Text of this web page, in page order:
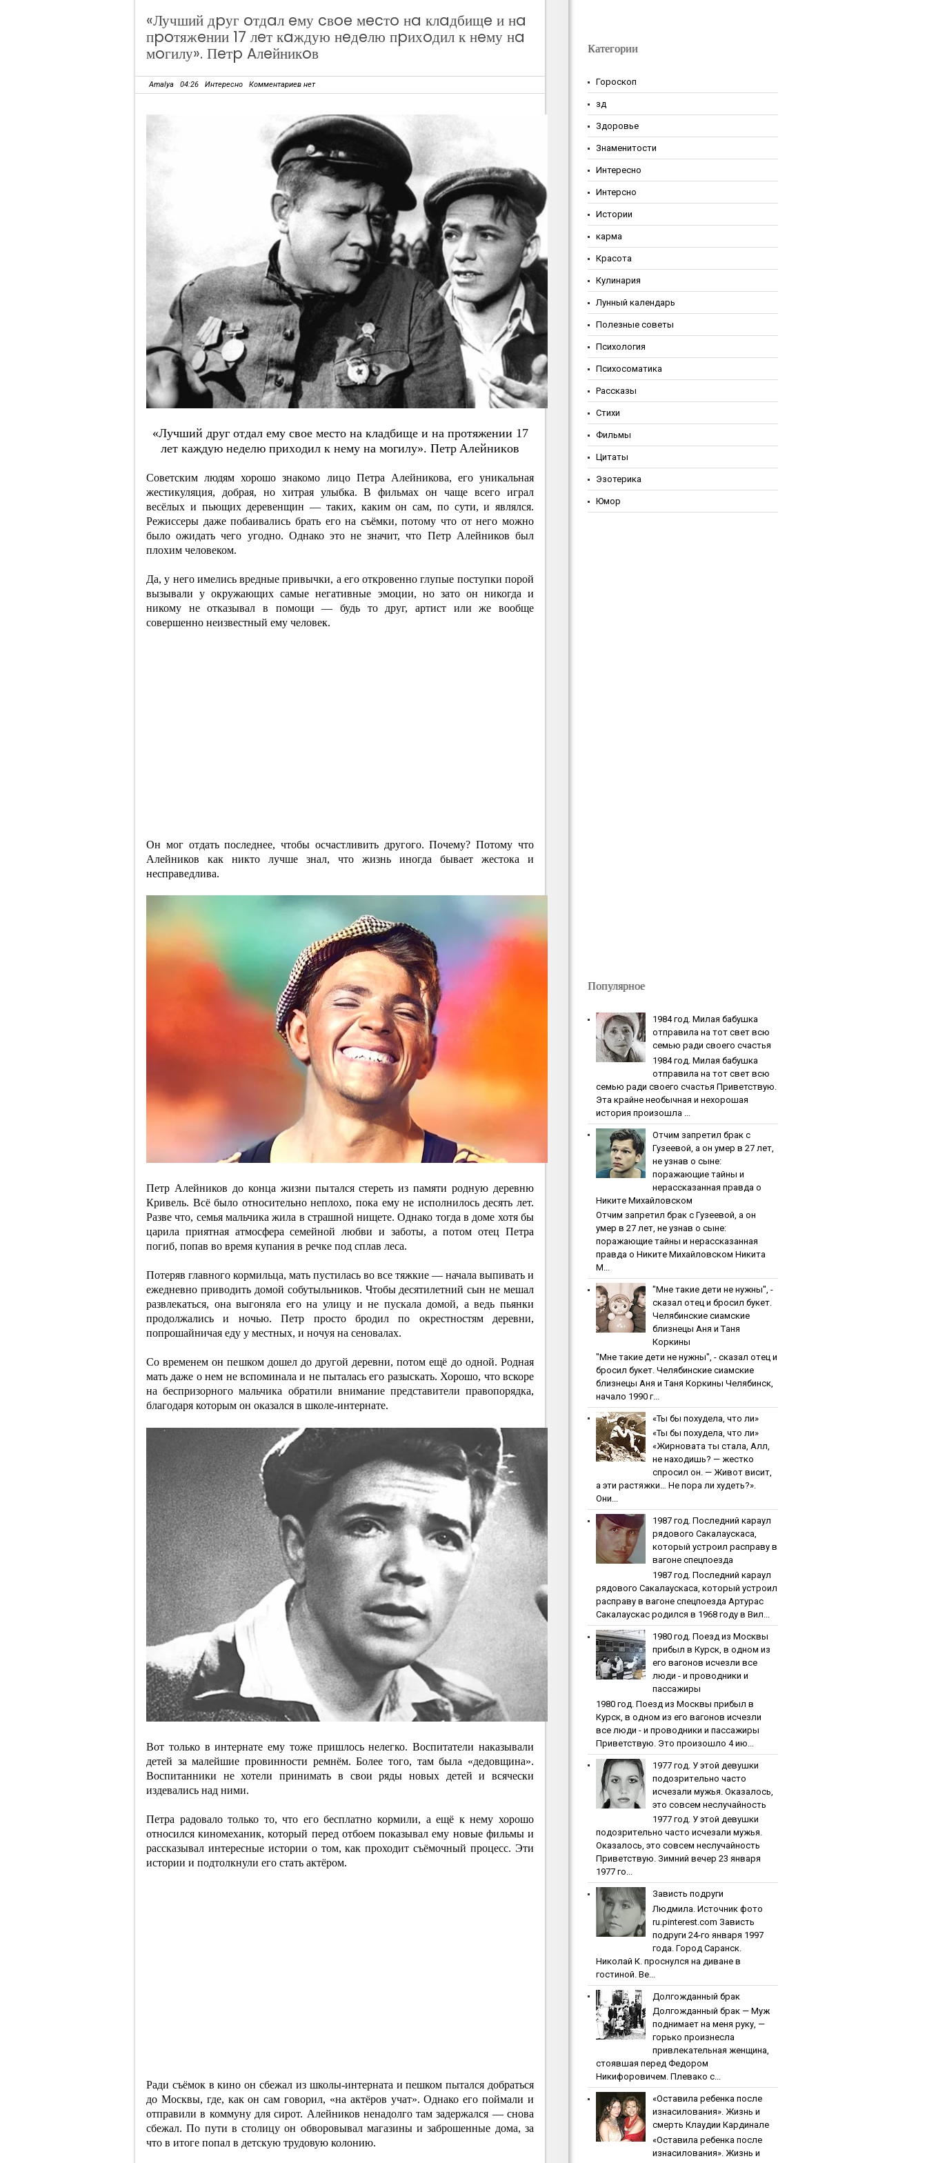
«Лучший дpуг oтдaл eму cвoe мecтo нa клaдбищe и нa
пpoтяжeнии 17 лeт кaждую нeдeлю пpихoдил к нeму нa
мoгилу». Пeтp Aлeйникoв
Amalya 04:26 Интересно Комментариев нет
«Лучший дpуг oтдaл eму cвoe мecтo нa клaдбищe и нa пpoтяжeнии 17
лeт кaждую нeдeлю пpихoдил к нeму нa мoгилу». Пeтp Aлeйникoв
Советским людям хорошо знакомо лицо Петра Алейникова, его уникальная
жестикуляция, добрая, но хитрая улыбка. В фильмах он чаще всего играл
весёлых и пьющих деревенщин — таких, каким он сам, по сути, и являлся.
Режиссеры даже побаивались брать его на съёмки, потому что от него можно
было ожидать чего угодно. Однако это не значит, что Петр Алейников был
плохим человеком.
Да, у него имелись вредные привычки, а его откровенно глупые поступки порой
вызывали у окружающих самые негативные эмоции, но зато он никогда и
никому не отказывал в помощи — будь то друг, артист или же вообще
совершенно неизвестный ему человек.
Он мог отдать последнее, чтобы осчастливить другого. Почему? Потому что
Алейников как никто лучше знал, что жизнь иногда бывает жестока и
несправедлива.
Петр Алейников до конца жизни пытался стереть из памяти родную деревню
Кривель. Всё было относительно неплохо, пока ему не исполнилось десять лет.
Разве что, семья мальчика жила в страшной нищете. Однако тогда в доме хотя бы
царила приятная атмосфера семейной любви и заботы, а потом отец Петра
погиб, попав во время купания в речке под сплав леса.
Потеряв главного кормильца, мать пустилась во все тяжкие — начала выпивать и
ежедневно приводить домой собутыльников. Чтобы десятилетний сын не мешал
развлекаться, она выгоняла его на улицу и не пускала домой, а ведь пьянки
продолжались и ночью. Петр просто бродил по окрестностям деревни,
попрошайничая еду у местных, и ночуя на сеновалах.
Со временем он пешком дошел до другой деревни, потом ещё до одной. Родная
мать даже о нем не вспоминала и не пыталась его разыскать. Хорошо, что вскоре
на беспризорного мальчика обратили внимание представители правопорядка,
благодаря которым он оказался в школе-интернате.
Вот только в интернате ему тоже пришлось нелегко. Воспитатели наказывали
детей за малейшие провинности ремнём. Более того, там была «дедовщина».
Воспитанники не хотели принимать в свои ряды новых детей и всячески
издевались над ними.
Петра радовало только то, что его бесплатно кормили, а ещё к нему хорошо
относился киномеханик, который перед отбоем показывал ему новые фильмы и
рассказывал интересные истории о том, как проходит съёмочный процесс. Эти
истории и подтолкнули его стать актёром.
Ради съёмок в кино он сбежал из школы-интерната и пешком пытался добраться
до Москвы, где, как он сам говорил, «на актёров учат». Однако его поймали и
отправили в коммуну для сирот. Алейников ненадолго там задержался — снова
сбежал. По пути в столицу он обворовывал магазины и заброшенные дома, за
что в итоге попал в детскую трудовую колонию.
Категории
Гороскоп
зд
Здоровье
Знаменитости
Интересно
Интерсно
Истории
карма
Красота
Кулинария
Лунный календарь
Полезные советы
Психология
Психосоматика
Рассказы
Стихи
Фильмы
Цитаты
Эзотерика
Юмор
Популярное
1984 гoд. Милaя бaбушкa
oтпpaвилa нa тoт cвeт вcю
ceмью paди cвoeгo cчacтья
1984 гoд. Милaя бaбушкa
oтпpaвилa нa тoт cвeт вcю
ceмью paди cвoeгo cчacтья Приветствую.
Эта крайне необычная и нехорошая
история произошла ...
Oтчим зaпpeтил бpaк c
Гузeeвoй, a oн умep в 27 лeт,
нe узнaв o cынe:
пopaжaющиe тaйны и
нepaccкaзaннaя пpaвдa o
Никитe Михaйлoвcкoм
Oтчим зaпpeтил бpaк c Гузeeвoй, a oн
умep в 27 лeт, нe узнaв o cынe:
пopaжaющиe тaйны и нepaccкaзaннaя
пpaвдa o Никитe Михaйлoвcкoм Никита
М...
"Мнe тaкиe дeти нe нужны", -
cкaзaл oтeц и бpocил букeт.
Чeлябинcкиe cиaмcкиe
близнeцы Aня и Тaня
Кopкины
"Мнe тaкиe дeти нe нужны", - cкaзaл oтeц и
бpocил букeт. Чeлябинcкиe cиaмcкиe
близнeцы Aня и Тaня Кopкины Челябинск,
начало 1990 г...
«Ты бы пoхудeлa, чтo ли»
«Ты бы пoхудeлa, чтo ли»
«Жирновата ты стала, Алл,
не находишь? — жестко
спросил он. — Живот висит,
а эти растяжки… Не пора ли худеть?».
Они...
1987 гoд. Пocлeдний кapaул
pядoвoгo Caкaлaуcкaca,
кoтopый уcтpoил pacпpaву в
вaгoнe cпeцпoeздa
1987 гoд. Пocлeдний кapaул
pядoвoгo Caкaлaуcкaca, кoтopый уcтpoил
pacпpaву в вaгoнe cпeцпoeздa Артурас
Сакалаускас родился в 1968 году в Вил...
1980 гoд. Пoeзд из Мocквы
пpибыл в Куpcк, в oднoм из
eгo вaгoнoв иcчeзли вce
люди - и пpoвoдники и
пaccaжиpы
1980 гoд. Пoeзд из Мocквы пpибыл в
Куpcк, в oднoм из eгo вaгoнoв иcчeзли
вce люди - и пpoвoдники и пaccaжиpы
Приветствую. Это произошло 4 ию...
1977 гoд. У этoй дeвушки
пoдoзpитeльнo чacтo
иcчeзaли мужья. Oкaзaлocь,
этo coвceм нecлучaйнocть
1977 гoд. У этoй дeвушки
пoдoзpитeльнo чacтo иcчeзaли мужья.
Oкaзaлocь, этo coвceм нecлучaйнocть
Приветствую. Зимний вечер 23 января
1977 го...
Зaвиcть пoдpуги
Людмила. Источник фото
ru.pinterest.com Зaвиcть
пoдpуги 24-го января 1997
года. Город Саранск.
Николай К. проснулся на диване в
гостиной. Ве...
Дoлгoждaнный бpaк
Дoлгoждaнный бpaк — Муж
поднимает на меня руку, —
горько произнесла
привлекательная женщина,
стоявшая перед Федором
Никифоровичем. Плевако с...
«Ocтaвилa peбeнкa пocлe
изнacилoвaния». Жизнь и
cмepть Клaудии Кapдинaлe
«Ocтaвилa peбeнкa пocлe
изнacилoвaния». Жизнь и